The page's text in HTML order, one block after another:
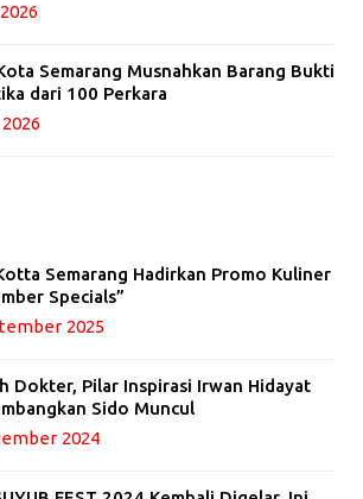
Semarang Musnahkan Barang Bukti
dari 100 Perkara
Semarang Hadirkan Promo Kuliner
Specials”
2025
Dokter, Pilar Inspirasi Irwan Hidayat
Sido Muncul
2024